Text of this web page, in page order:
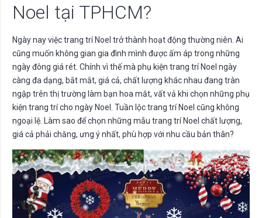
Noel tại TPHCM?
Ngày nay việc trang trí Noel trở thành hoạt động thường niên. Ai
cũng muốn không gian gia đình mình được ấm áp trong những
ngày đông giá rét. Chính vì thế mà phụ kiện trang trí Noel ngày
càng đa dạng, bắt mắt, giá cả, chất lượng khác nhau đang tràn
ngập trên thị trường làm bạn hoa mắt, vất vả khi chọn những phụ
kiện trang trí cho ngày Noel. Tuần lộc trang trí Noel cũng không
ngoại lệ. Làm sao để chọn những mẫu trang trí Noel chất lượng,
giá cả phải chăng, ưng ý nhất, phù hợp với nhu cầu bản thân?